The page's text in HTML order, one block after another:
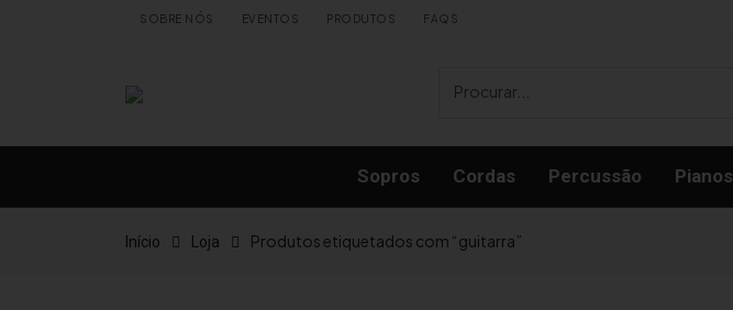
SOBRE NÓS EVENTOS PRODUTOS FAQS
Sopros Cordas Percussão Pianos
Início Loja Produtos etiquetados com “guitarra”